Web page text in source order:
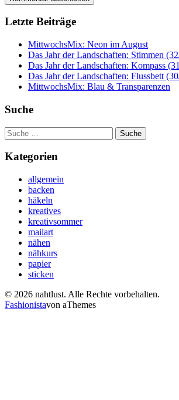
Letzte Beiträge
MittwochsMix: Neon im August
Das Jahr der Landschaften: Stimmen
Das Jahr der Landschaften: Kompass
Das Jahr der Landschaften: Flussbett
MittwochsMix: Blau & Transparenzen
Suche
Suche
nach:
Kategorien
allgemein
backen
häkeln
kreatives
kreativsommer
mailart
nähen
nähkurs
papier
sticken
© 2026 nahtlust. Alle Rechte vorbehalten.
Fashionistavon aThemes